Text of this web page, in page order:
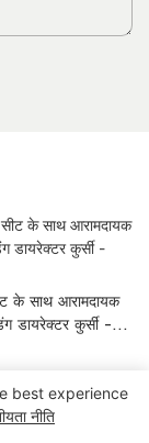
के साथ आरामदायक
डायरेक्टर कुर्सी -
best experience
नीति